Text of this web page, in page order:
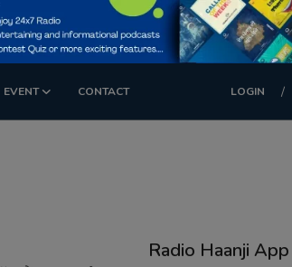
EVENT CONTACT LOGIN /
Radio Haanji App